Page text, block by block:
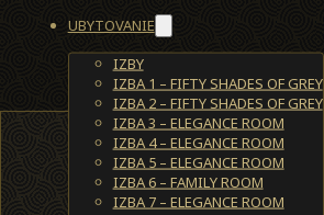
UBYTOVANIE
IZBY
IZBA 1 – FIFTY SHADES OF GREY
IZBA 2 – FIFTY SHADES OF GREY
IZBA 3 – ELEGANCE ROOM
IZBA 4 – ELEGANCE ROOM
IZBA 5 – ELEGANCE ROOM
IZBA 6 – FAMILY ROOM
IZBA 7 – ELEGANCE ROOM